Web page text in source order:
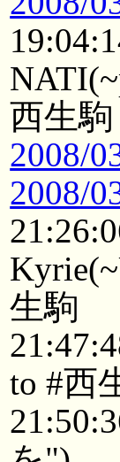
西生駒
2008/
2008/
生駒
to #西